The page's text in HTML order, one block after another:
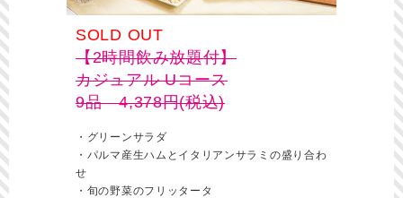
SOLD OUT
【2時間飲み放題付】
カジュアル Uコース
9品 4,378円(税込)
・グリーンサラダ
・パルマ産生ハムとイタリアンサラミの盛り合わ
せ
・旬の野菜のフリッタータ